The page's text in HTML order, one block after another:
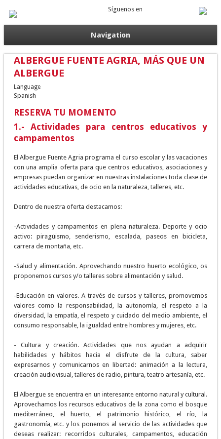
Síguenos en
Navigation
ALBERGUE FUENTE AGRIA, MÁS QUE UN
ALBERGUE
Language
Spanish
RESERVA TU MOMENTO
1.- Actividades para centros educativos y
campamentos
El Albergue Fuente Agria programa el curso escolar y las vacaciones
con una amplia oferta para que centros educativos, asociaciones y
empresas puedan organizar en nuestras instalaciones toda clase de
actividades educativas, de ocio en la naturaleza, talleres, etc.
Dentro de nuestra oferta destacamos:
-Actividades y campamentos en plena naturaleza. Deporte y ocio
activo: piragüismo, senderismo, escalada, paseos en bicicleta,
carrera de montaña, etc.
-Salud y alimentación. Aprovechando nuestro huerto ecológico, os
proponemos cursos y/o talleres sobre alimentación y salud.
-Educación en valores. A través de cursos y talleres, promovemos
valores como la responsabilidad, la autonomía, el respeto a la
diversidad, la empatía, el respeto y cuidado del medio ambiente, el
consumo responsable, la igualdad entre hombres y mujeres, etc.
- Cultura y creación. Actividades que nos ayudan a adquirir
habilidades y hábitos hacia el disfrute de la cultura, saber
expresarnos y comunicarnos en libertad: animación a la lectura,
creación audiovisual, talleres de radio, pintura, teatro artesanía, etc.
El Albergue se encuentra en un interesante entorno natural y cultural.
Aprovechamos los recursos educativos de la zona como el bosque
mediterráneo, el huerto, el patrimonio histórico, el río, la
gastronomía, etc. y los ponemos al servicio de las actividades que
deseas realizar: recorridos culturales, campamentos, educación